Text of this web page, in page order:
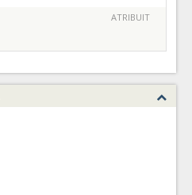
ATRIBUIT